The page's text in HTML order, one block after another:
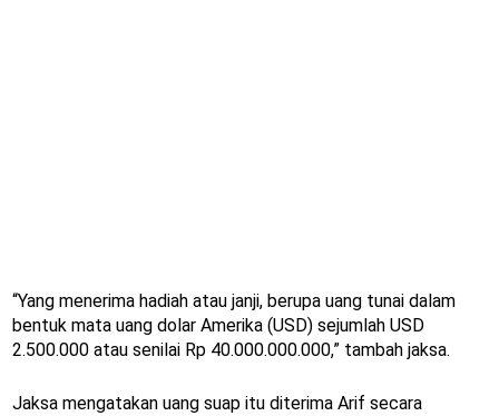
“Yang menerima hadiah atau janji, berupa uang tunai dalam
bentuk mata uang dolar Amerika (USD) sejumlah USD
2.500.000 atau senilai Rp 40.000.000.000,” tambah jaksa.
Jaksa mengatakan uang suap itu diterima Arif secara